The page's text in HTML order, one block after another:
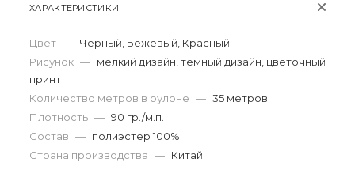
ХАРАКТЕРИСТИКИ
Цвет — Черный, Бежевый, Красный
Рисунок — мелкий дизайн, темный дизайн, цветочный
принт
Количество метров в рулоне — 35 метров
Плотность — 90 гр./м.п.
Состав — полиэстер 100%
Страна производства — Китай